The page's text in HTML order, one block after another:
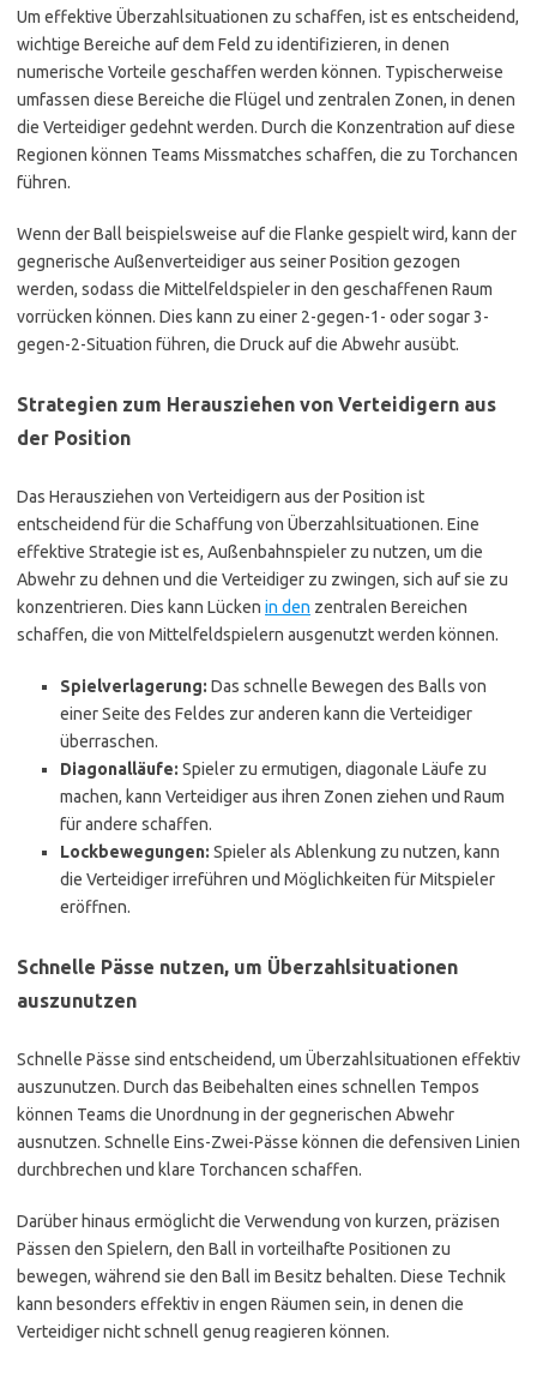
Um effektive Überzahlsituationen zu schaffen, ist es entscheidend,
wichtige Bereiche auf dem Feld zu identifizieren, in denen
numerische Vorteile geschaffen werden können. Typischerweise
umfassen diese Bereiche die Flügel und zentralen Zonen, in denen
die Verteidiger gedehnt werden. Durch die Konzentration auf diese
Regionen können Teams Missmatches schaffen, die zu Torchancen
führen.
Wenn der Ball beispielsweise auf die Flanke gespielt wird, kann der
gegnerische Außenverteidiger aus seiner Position gezogen
werden, sodass die Mittelfeldspieler in den geschaffenen Raum
vorrücken können. Dies kann zu einer 2-gegen-1- oder sogar 3-
gegen-2-Situation führen, die Druck auf die Abwehr ausübt.
Strategien zum Herausziehen von Verteidigern aus
der Position
Das Herausziehen von Verteidigern aus der Position ist
entscheidend für die Schaffung von Überzahlsituationen. Eine
effektive Strategie ist es, Außenbahnspieler zu nutzen, um die
Abwehr zu dehnen und die Verteidiger zu zwingen, sich auf sie zu
konzentrieren. Dies kann Lücken in den zentralen Bereichen
schaffen, die von Mittelfeldspielern ausgenutzt werden können.
Spielverlagerung: Das schnelle Bewegen des Balls von
einer Seite des Feldes zur anderen kann die Verteidiger
überraschen.
Diagonalläufe: Spieler zu ermutigen, diagonale Läufe zu
machen, kann Verteidiger aus ihren Zonen ziehen und Raum
für andere schaffen.
Lockbewegungen: Spieler als Ablenkung zu nutzen, kann
die Verteidiger irreführen und Möglichkeiten für Mitspieler
eröffnen.
Schnelle Pässe nutzen, um Überzahlsituationen
auszunutzen
Schnelle Pässe sind entscheidend, um Überzahlsituationen effektiv
auszunutzen. Durch das Beibehalten eines schnellen Tempos
können Teams die Unordnung in der gegnerischen Abwehr
ausnutzen. Schnelle Eins-Zwei-Pässe können die defensiven Linien
durchbrechen und klare Torchancen schaffen.
Darüber hinaus ermöglicht die Verwendung von kurzen, präzisen
Pässen den Spielern, den Ball in vorteilhafte Positionen zu
bewegen, während sie den Ball im Besitz behalten. Diese Technik
kann besonders effektiv in engen Räumen sein, in denen die
Verteidiger nicht schnell genug reagieren können.